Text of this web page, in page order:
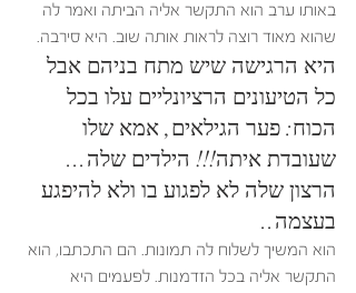
באותו ערב הוא התקשר אליה הביתה ואמר לה
שהוא מאוד רוצה לראות אותה שוב. היא סירבה.
היא הרגישה שיש מתח בניהם אבל
כל הטיעונים הרציונליים עלו בכל
הכוח: פער הגילאים, אמא שלו
שעובדת איתה!!! הילדים שלה...
הרצון שלה לא לפגוע בו ולא להיפגע
בעצמה..
הוא המשיך לשלוח לה תמונות. הם התכתבו, הוא
התקשר אליה בכל הזדמנות. לפעמים היא